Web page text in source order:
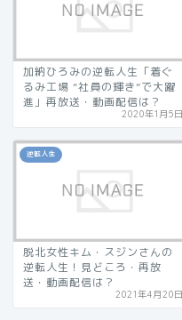
加納ひろみの逆転人生「着ぐ
るみ工場 “社員の輝き”で大躍
進」再放送・動画配信は？
2020年1月5日
逆転人生
脱北女性キム・スジンさんの
逆転人生！見どころ・再放
送・動画配信は？
2021年4月20日